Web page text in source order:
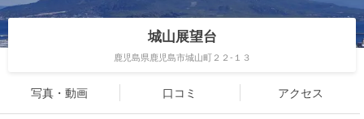
城山展望台
鹿児島県鹿児島市城山町２２-１３
写真・動画 口コミ アクセス